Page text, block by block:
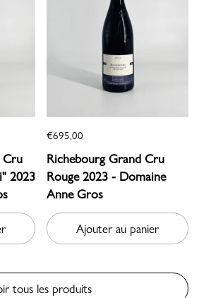
Cru
2023
€695,00
Richebourg Grand Cru
Rouge 2023 - Domaine
Anne Gros
Ajouter au panier
tous les produits